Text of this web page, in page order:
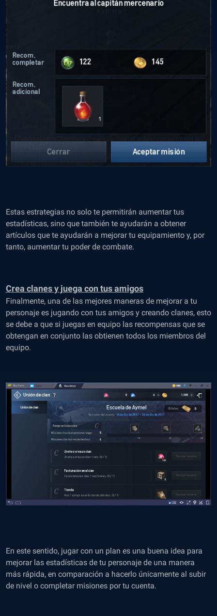
Estas estrategias no solo te permitirán aumentar tus
estadísticas, sino que también te ayudarán a obtener
artículos que te ayudarán a mejorar tu equipamiento y, por
tanto, aumentar tu poder de combate.
Crea clanes y juega con tus amigos
Finalmente, una de las mejores maneras de mejorar a tu
personaje es jugando con tus amigos y creando clanes, esto
se debe a que si juegas en equipo las recompensas que se
obtengan en conjunto las obtienen todos los miembros del
equipo.
En este sentido, jugar con un plan es una buena idea para
mejorar las estadísticas de tu personaje de una manera
más rápida, en comparación a hacerlo únicamente al subir
de nivel o completar misiones por tu cuenta.